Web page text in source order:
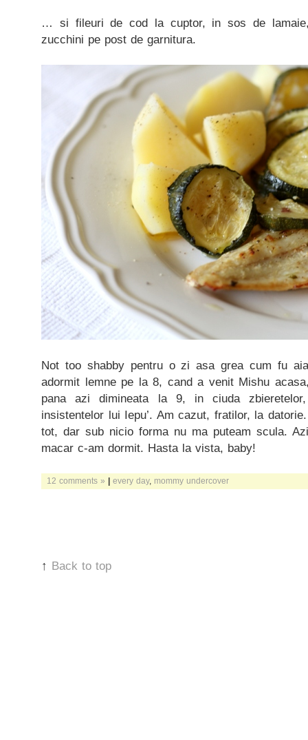
… si fileuri de cod la cuptor, in sos de
zucchini pe post de garnitura.
Not too shabby pentru o zi asa grea cum fu
adormit lemne pe la 8, cand a venit Mishu
pana azi dimineata la 9, in ciuda
insistentelor lui Iepu’. Am cazut, fratilor, la
tot, dar sub nicio forma nu ma puteam scula.
macar c-am dormit. Hasta la vista, baby!
12 comments » | every day, mommy undercover
↑ Back to top